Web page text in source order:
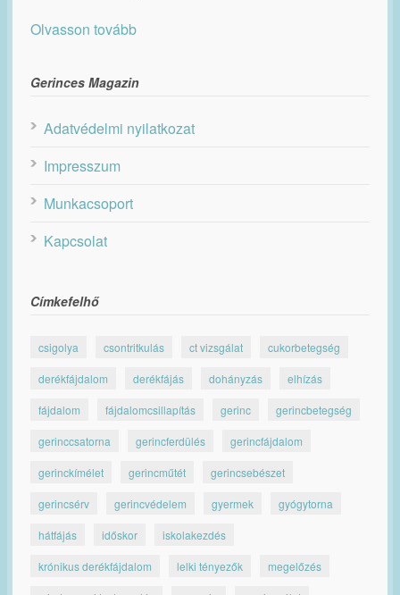
Olvasson tovább
Gerinces Magazin
Adatvédelmi nyilatkozat
Impresszum
Munkacsoport
Kapcsolat
Címkefelhő
csigolya csontritkulás ct vizsgálat cukorbetegség
derékfájdalom derékfájás dohányzás elhízás
fájdalom fájdalomcsillapítás gerinc gerincbetegség
gerinccsatorna gerincferdülés gerincfájdalom
gerinckímélet gerincműtét gerincsebészet
gerincsérv gerincvédelem gyermek gyógytorna
hátfájás időskor iskolakezdés
krónikus derékfájdalom lelki tényezők megelőzés